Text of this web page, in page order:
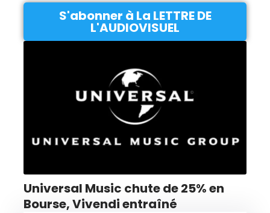
S'abonner à La LETTRE DE
L'AUDIOVISUEL
Universal Music chute de 25% en
Bourse, Vivendi entraîné